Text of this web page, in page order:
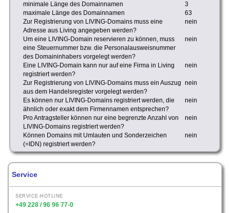
minimale Länge des Domainnamen
3
maximale Länge des Domainnamen
63
Zur Registrierung von LIVING-Domains muss eine
Adresse aus Living angegeben werden?
nein
Um eine LIVING-Domain reservieren zu können, muss
eine Steuernummer bzw. die Personalausweisnummer
des Domaininhabers vorgelegt werden?
nein
Eine LIVING-Domain kann nur auf eine Firma in Living
registriert werden?
nein
Zur Registrierung von LIVING-Domains muss ein Auszug
aus dem Handelsregister vorgelegt werden?
nein
Es können nur LIVING-Domains registriert werden, die
ähnlich oder exakt dem Firmennamen entsprechen?
nein
Pro Antragsteller können nur eine begrenzte Anzahl von
LIVING-Domains registriert werden?
nein
Können Domains mit Umlauten und Sonderzeichen
(=IDN) registriert werden?
nein
Service
SERVICE-HOTLINE
+49 228 / 96 96 77-0